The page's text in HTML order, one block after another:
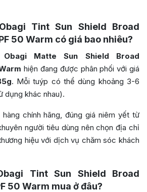
Tint Sun Shield Broad
50 Warm có giá bao nhiêu?
Obagi Matte Sun Shield Broad
hiện đang được phân phối với giá
. Mỗi tuýp có thể dùng khoảng 3-6
dụng khác nhau).
chính hãng, đúng giá niêm yết từ
người tiêu dùng nên chọn địa chỉ
hiệu với dịch vụ chăm sóc khách
Tint Sun Shield Broad
50 Warm mua ở đâu?